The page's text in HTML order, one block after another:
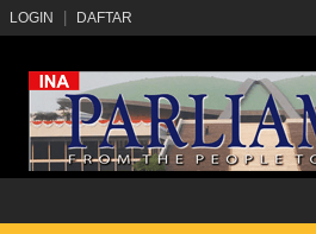
LOGIN DAFTAR